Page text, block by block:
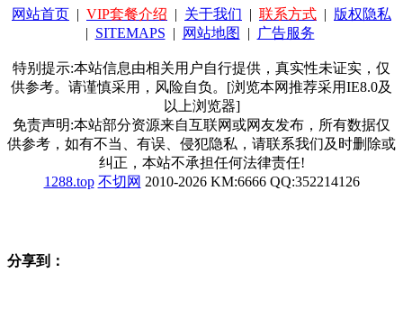
网站首页 | VIP套餐介绍 | 关于我们 | 联系方式 | 版权隐私
| SITEMAPS | 网站地图 | 广告服务
特别提示:本站信息由相关用户自行提供，真实性未证实，仅
供参考。请谨慎采用，风险自负。[浏览本网推荐采用IE8.0及
以上浏览器]
免责声明:本站部分资源来自互联网或网友发布，所有数据仅
供参考，如有不当、有误、侵犯隐私，请联系我们及时删除或
纠正，本站不承担任何法律责任!
1288.top 不切网 2010-2026 KM:6666 QQ:352214126
分享到：